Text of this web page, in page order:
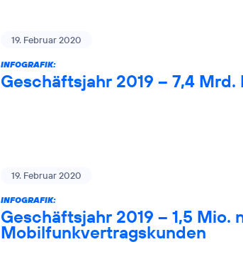
19. Februar 2020
INFOGRAFIK:
Geschäftsjahr 2019 – 7,4 Mrd.
19. Februar 2020
INFOGRAFIK:
Geschäftsjahr 2019 – 1,5 Mio.
Mobilfunkvertragskunden